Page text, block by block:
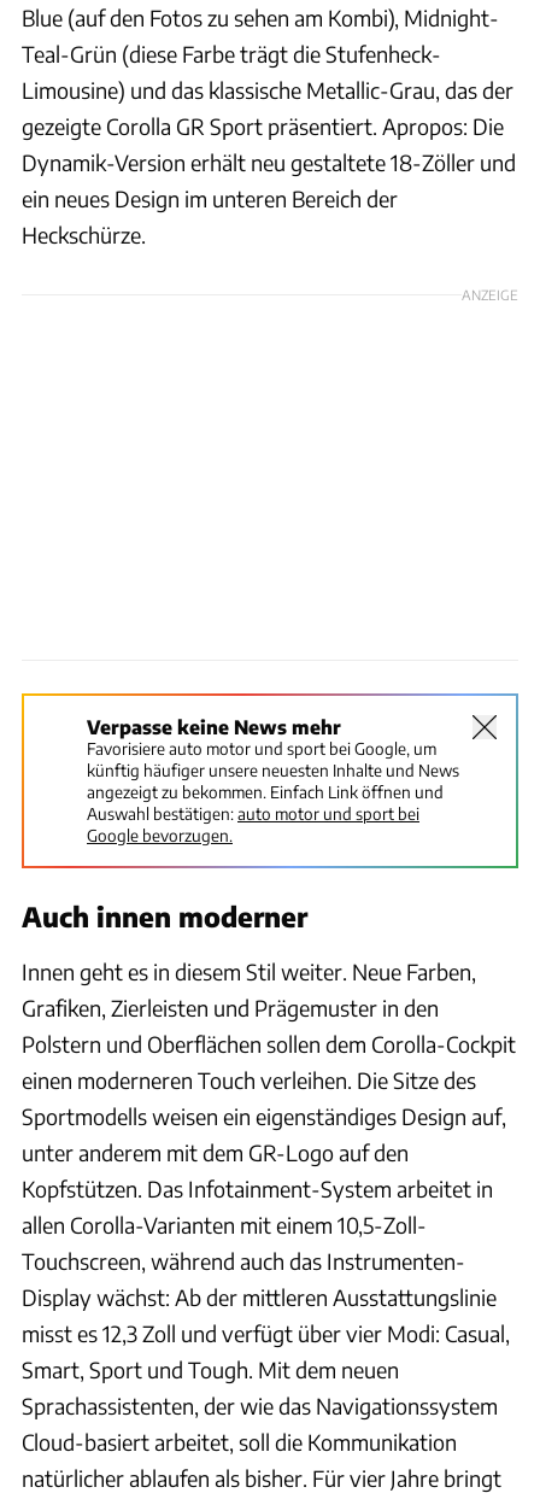
Blue (auf den Fotos zu sehen am Kombi), Midnight-
Teal-Grün (diese Farbe trägt die Stufenheck-
Limousine) und das klassische Metallic-Grau, das der
gezeigte Corolla GR Sport präsentiert. Apropos: Die
Dynamik-Version erhält neu gestaltete 18-Zöller und
ein neues Design im unteren Bereich der
Heckschürze.
ANZEIGE
Verpasse keine News mehr
Favorisiere auto motor und sport bei Google, um
künftig häufiger unsere neuesten Inhalte und News
angezeigt zu bekommen. Einfach Link öffnen und
Auswahl bestätigen:auto motor und sport bei
Google bevorzugen.
Auch innen moderner
Innen geht es in diesem Stil weiter. Neue Farben,
Grafiken, Zierleisten und Prägemuster in den
Polstern und Oberflächen sollen dem Corolla-Cockpit
einen moderneren Touch verleihen. Die Sitze des
Sportmodells weisen ein eigenständiges Design auf,
unter anderem mit dem GR-Logo auf den
Kopfstützen. Das Infotainment-System arbeitet in
allen Corolla-Varianten mit einem 10,5-Zoll-
Touchscreen, während auch das Instrumenten-
Display wächst: Ab der mittleren Ausstattungslinie
misst es 12,3 Zoll und verfügt über vier Modi: Casual,
Smart, Sport und Tough. Mit dem neuen
Sprachassistenten, der wie das Navigationssystem
Cloud-basiert arbeitet, soll die Kommunikation
natürlicher ablaufen als bisher. Für vier Jahre bringt